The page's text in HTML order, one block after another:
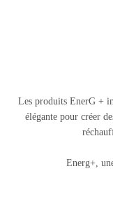
Les produits EnerG +
élégante pour créer
Energ+,